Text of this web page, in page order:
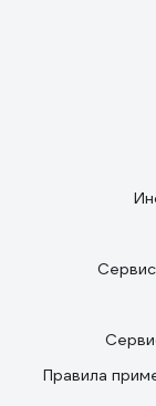
Правила